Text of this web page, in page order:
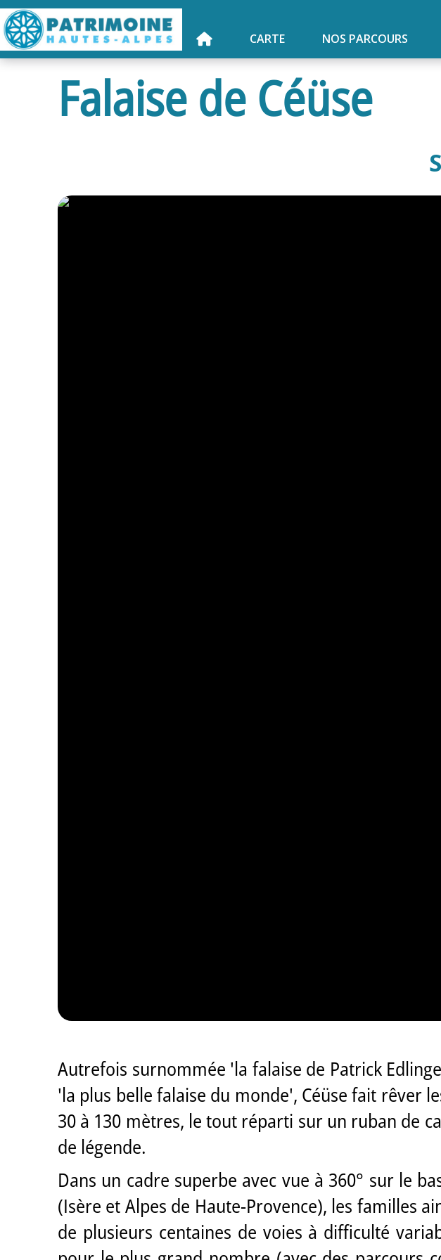
CARTE NOS PARCOURS
Falaise de Céüse
Autrefois surnommée 'la falaise de Patrick
'la plus belle falaise du monde', Céüse fait rêver
30 à 130 mètres, le tout réparti sur un ruban de
de légende.
Dans un cadre superbe avec vue à 360° sur le
(Isère et Alpes de Haute-Provence), les familles
de plusieurs centaines de voies à difficulté